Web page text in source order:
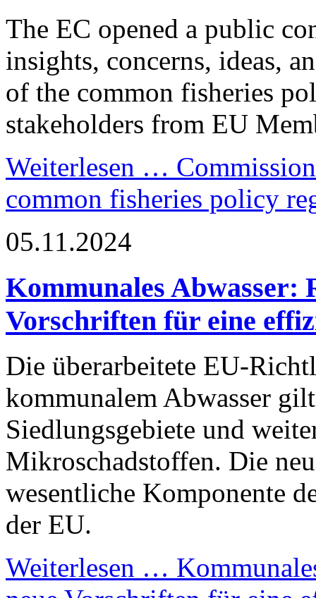
The EC opened a public
insights, concerns, ideas,
of the common fisheries
stakeholders from EU
Weiterlesen …
common fisheries policy
05.11.2024
Kommunales Abwasser:
Vorschriften für eine
Die überarbeitete EU-
kommunalem Abwasser
Siedlungsgebiete und
Mikroschadstoffen. Die
wesentliche Komponente
der EU.
Weiterlesen …